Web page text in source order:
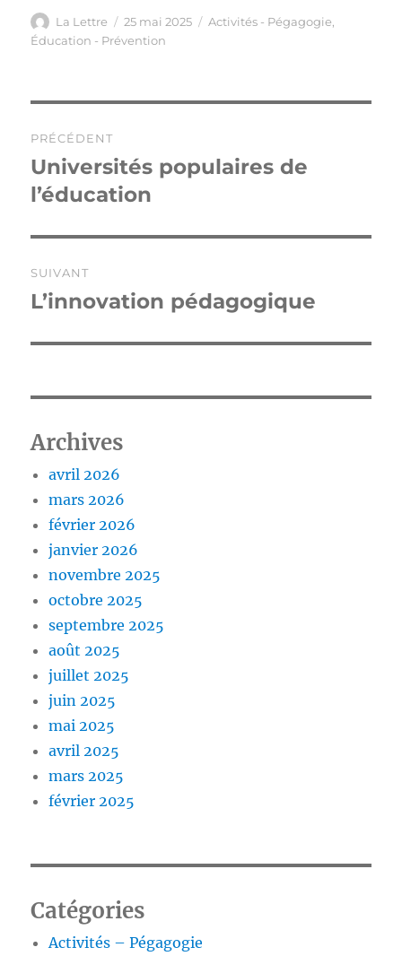
Auteur
La Lettre
Publié
le
25 mai 2025 Catégories
Activités - Pégagogie
Éducation - Prévention
de
l’article
PRÉCÉDENT
Publication
précédente :
Universités populaires de
l’éducation
SUIVANT
Publication
L’innovation pédagogique
Archives
avril 2026
mars 2026
février 2026
janvier 2026
novembre 2025
octobre 2025
septembre 2025
août 2025
juillet 2025
juin 2025
mai 2025
avril 2025
mars 2025
février 2025
Catégories
Activités – Pégagogie